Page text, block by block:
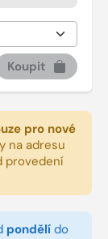
Koupit
pro nové
na adresu
provedení
pondělí do